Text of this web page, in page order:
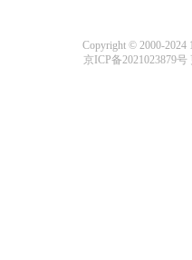
Copyright © 2000-2024
京ICP备2021023879号